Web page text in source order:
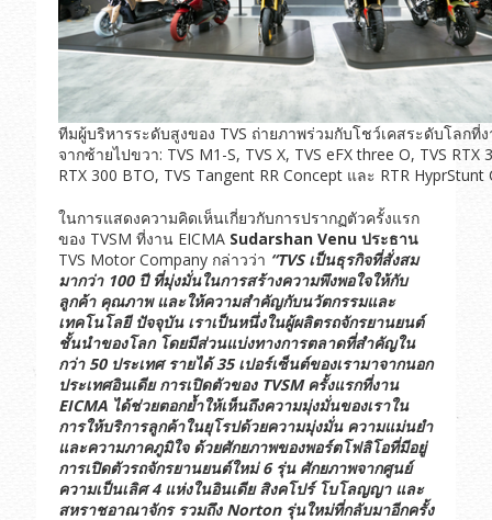
ทีมผู้บริหารระดับสูงของ TVS ถ่ายภาพร่วมกับโชว์เคสระดับโลกที่ง
จากซ้ายไปขวา: TVS M1-S, TVS X, TVS eFX three O, TVS RTX
RTX 300 BTO, TVS Tangent RR Concept และ RTR HyprStunt
ในการแสดงความคิดเห็นเกี่ยวกับการปรากฏตัวครั้งแรก
ของ TVSM ที่งาน EICMA Sudarshan Venu ประธาน
TVS Motor Company กล่าวว่า “TVSเป็นธุรกิจที่สั่งสม
มากว่า100 ปี ที่มุ่งมั่นในการสร้างความพึงพอใจให้กับ
ลูกค้า คุณภาพ และให้ความสำคัญกับนวัตกรรมและ
เทคโนโลยี ปัจจุบัน เราเป็นหนึ่งในผู้ผลิตรถจักรยานยนต์
ชั้นนำของโลก โดยมีส่วนแบ่งทางการตลาดที่สำคัญใน
กว่า50 ประเทศ รายได้35 เปอร์เซ็นต์ของเรามาจากนอก
ประเทศอินเดีย การเปิดตัวของTVSMครั้งแรกที่งาน
EICMA ได้ช่วยตอกย้ำให้เห็นถึงความมุ่งมั่นของเราใน
การให้บริการลูกค้าในยุโรปด้วยความมุ่งมั่น ความแม่นยำ
และความภาคภูมิใจ ด้วยศักยภาพของพอร์ตโฟลิโอที่มีอยู่
การเปิดตัวรถจักรยานยนต์ใหม่6 รุ่น ศักยภาพจากศูนย์
ความเป็นเลิศ4 แห่งในอินเดีย สิงคโปร์ โบโลญญา และ
สหราชอาณาจักร รวมถึงNorton รุ่นใหม่ที่กลับมาอีกครั้ง